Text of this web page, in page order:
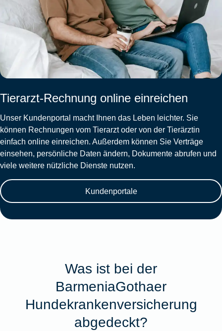
Tierarzt-Rechnung online einreichen
Unser Kundenportal macht Ihnen das Leben leichter. Sie
können Rechnungen vom Tierarzt oder von der Tierärztin
einfach online einreichen. Außerdem können Sie Verträge
einsehen, persönliche Daten ändern, Dokumente abrufen und
viele weitere nützliche Dienste nutzen.
Kundenportale
Was ist bei der
BarmeniaGothaer
Hundekrankenversicherung
abgedeckt?